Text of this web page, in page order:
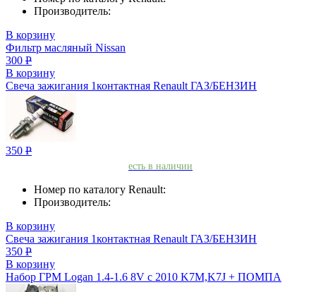
Производитель:
В корзину
Фильтр масляный Nissan
300 Р
В корзину
Свеча зажигания 1контактная Renault ГАЗ/БЕНЗИН
350 Р
есть в наличии
Номер по каталогу Renault:
Производитель:
В корзину
Свеча зажигания 1контактная Renault ГАЗ/БЕНЗИН
350 Р
В корзину
Набор ГРМ Logan 1.4-1.6 8V с 2010 K7M,K7J + ПОМПА